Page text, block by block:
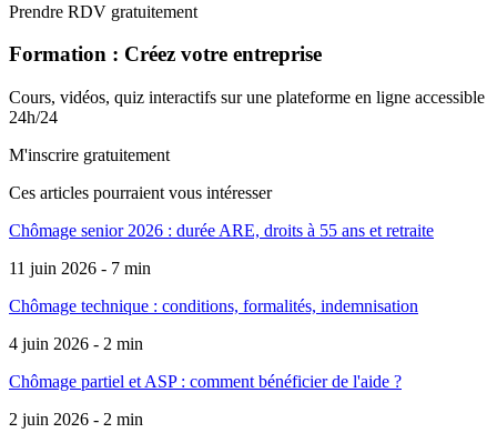
Prendre RDV gratuitement
Formation : Créez votre entreprise
Cours, vidéos, quiz interactifs sur une plateforme en ligne accessible
24h/24
M'inscrire gratuitement
Ces articles pourraient vous intéresser
Chômage senior 2026 : durée ARE, droits à 55 ans et retraite
11 juin 2026 - 7 min
Chômage technique : conditions, formalités, indemnisation
4 juin 2026 - 2 min
Chômage partiel et ASP : comment bénéficier de l'aide ?
2 juin 2026 - 2 min